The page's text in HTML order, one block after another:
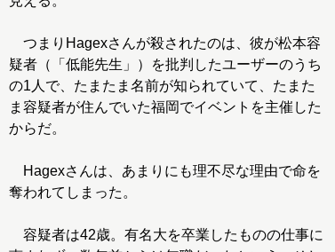
つまりHagexさんが殺されたのは、彼が松本容
疑者（「低能先生」）を批判したユーザーのうち
の1人で、たまたま名前が知られていて、たまた
ま容疑者が住んでいた福岡でイベントを主催した
からだ。
Hagexさんは、あまりにも理不尽な理由で命を
奪われてしまった。
容疑者は42歳。有名大を卒業したものの仕事に